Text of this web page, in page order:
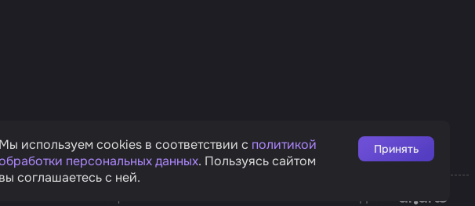
9725168751
Мы используем cookies в соответствии с политикой
персональных данных. Пользуясь сайтом
вы соглашаетесь с ней.
Принять